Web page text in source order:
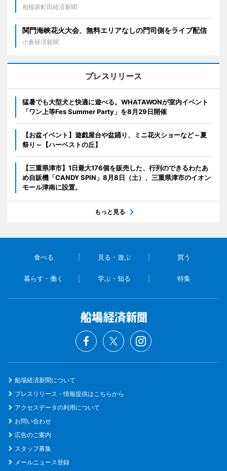
相模原町田経済新聞
関門海峡花火大会、無料エリアなしの門司側をライブ配信
小倉経済新聞
プレスリリース
猛暑でも大型犬と快適に遊べる。WHATAWONが室内イベント
「ワン上等Fes Summer Party」を8月29日開催
【お盆イベント】遊戯屋台や盆踊り、ミニ花火ショーなど～夏
祭り～【ハーベストの丘】
【三重県津市】1日最大176個を販売した、行列のできるわたあ
め自販機「CANDY SPIN」8月8日（土）、三重県津市のイオン
モール津南に設置。
もっと見る
食べる 見る・遊ぶ 買う
暮らす・働く 学ぶ・知る 特集
船場経済新聞について
プレスリリース・情報提供はこちらから
アクセスデータの利用について
お問い合わせ
広告のご案内
スタッフ募集
メールニュース登録